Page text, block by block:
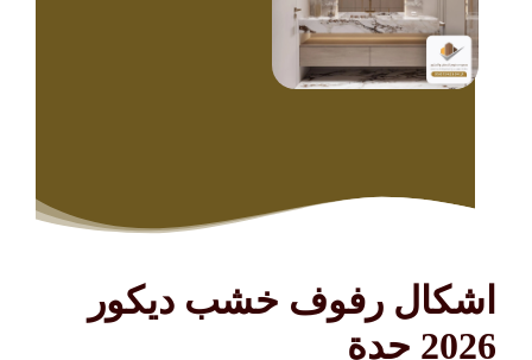
اشكال رفوف خشب ديكور
2026 جدة